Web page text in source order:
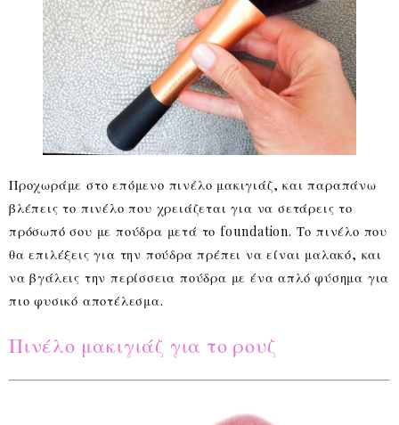
Προχωράμε στο επόμενο πινέλο μακιγιάζ, και παραπάνω
βλέπεις το πινέλο που χρειάζεται για να σετάρεις το
πρόσωπό σου με πούδρα μετά το foundation. Το πινέλο που
θα επιλέξεις για την πούδρα πρέπει να είναι μαλακό, και
να βγάλεις την περίσσεια πούδρα με ένα απλό φύσημα για
πιο φυσικό αποτέλεσμα.
Πινέλο μακιγιάζ για το ρουζ